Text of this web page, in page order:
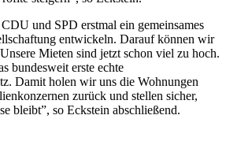
und SPD erstmal ein gemeinsames
entwickeln. Darauf können wir
Mieten sind jetzt schon viel zu hoch.
bundesweit erste echte
Damit holen wir uns die Wohnungen
zurück und stellen sicher,
bleibt”, so Eckstein abschließend.